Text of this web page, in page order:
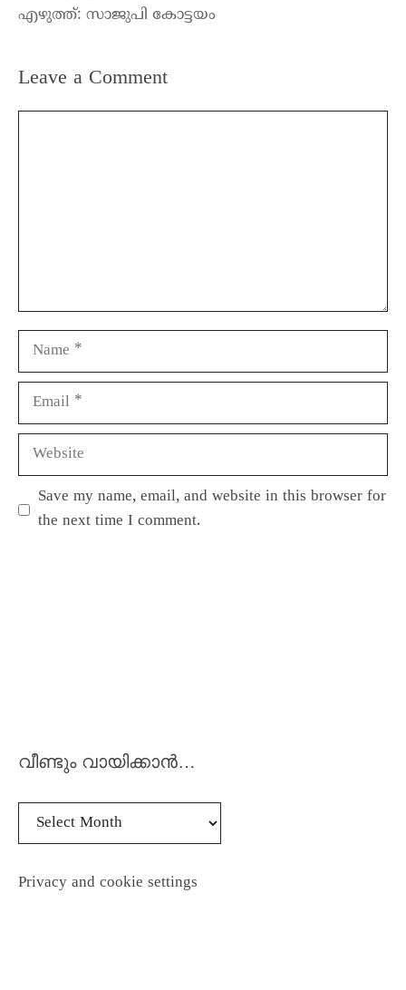
എഴുത്ത്: സാജുപി കോട്ടയം
Leave a Comment
Save my name, email, and website in this browser for
the next time I comment.
വീണ്ടും വായിക്കാൻ…
Privacy and cookie settings